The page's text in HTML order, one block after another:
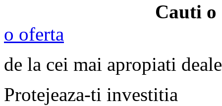
Cauti o
o oferta
de la cei mai apropiati
Protejeaza-ti investitia